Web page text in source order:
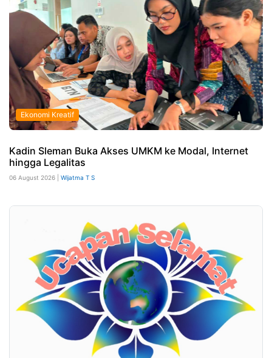
Ekonomi Kreatif
Kadin Sleman Buka Akses UMKM ke Modal, Internet
hingga Legalitas
06 August 2026 | Wijatma T S